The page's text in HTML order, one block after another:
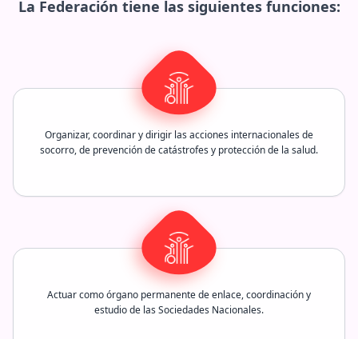
La Federación tiene las siguientes funciones:
Organizar, coordinar y dirigir las acciones internacionales de
socorro, de prevención de catástrofes y protección de la salud.
Actuar como órgano permanente de enlace, coordinación y
estudio de las Sociedades Nacionales.